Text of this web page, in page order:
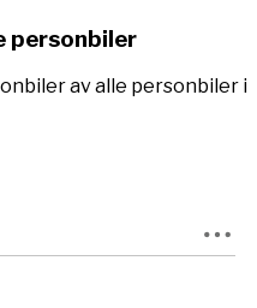
personbiler
av alle personbiler i